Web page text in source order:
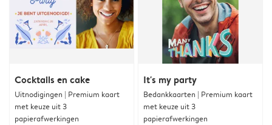
Cocktails en cake
Uitnodigingen | Premium kaart
met keuze uit 3
papierafwerkingen
It's my party
Bedankkaarten | Premium kaart
met keuze uit 3
papierafwerkingen